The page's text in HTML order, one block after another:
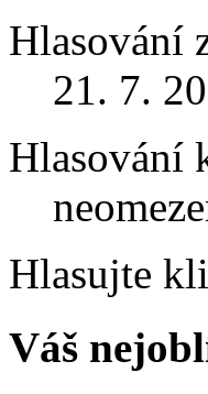
Hlasování
21. 7.
Hlasování
Hlasujte
Váš